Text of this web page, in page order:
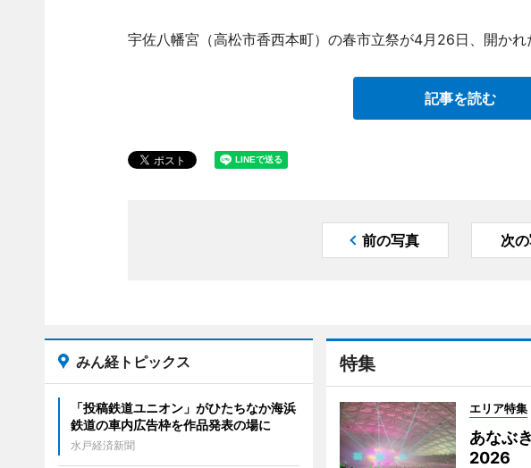
宇佐八幡宮（高松市香西本町）の春市立祭が4月26日、開かれ
記事を読む
前の写真 次
特集
エリア特集
あなぶ
2026
みん経トピックス
「投稿鉄道ユニオン」がひたちなか海浜
鉄道の車内広告枠を作品発表の場に
水戸経済新聞